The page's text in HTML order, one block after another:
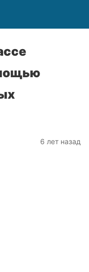
6 лет назад